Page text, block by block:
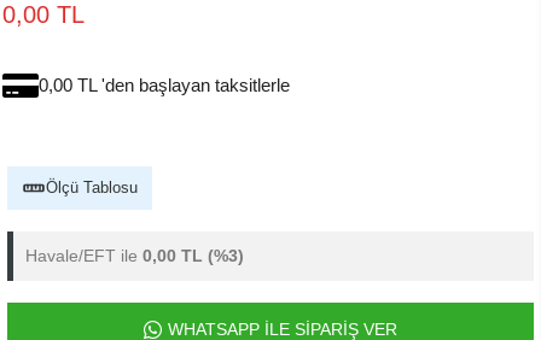
0,00 TL
0,00 TL 'den başlayan taksitlerle
Ölçü Tablosu
Havale/EFT ile 0,00 TL (%3)
WHATSAPP İLE SİPARİŞ VER